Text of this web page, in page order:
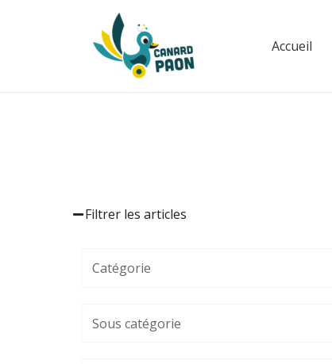
Accueil
Filtrer les articles